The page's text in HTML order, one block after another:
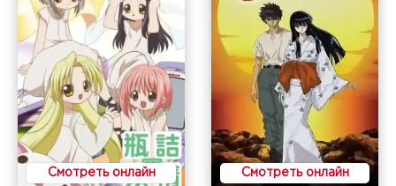
Смотреть онлайн Смотреть онлайн